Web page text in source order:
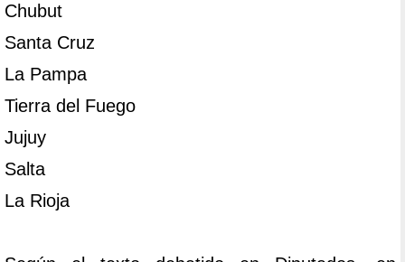
Chubut
Santa Cruz
La Pampa
Tierra del Fuego
Jujuy
Salta
La Rioja